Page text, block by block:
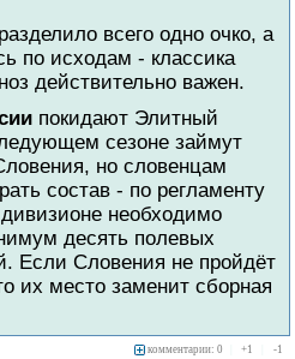
всего одно очко, а
по исходам - классика
действительно важен.
покидают Элитный
сезоне займут
но словенцам
состав - по регламенту
необходимо
десять полевых
Если Словения не пройдёт
их место заменит сборная
комментарии: 0 +1 -1